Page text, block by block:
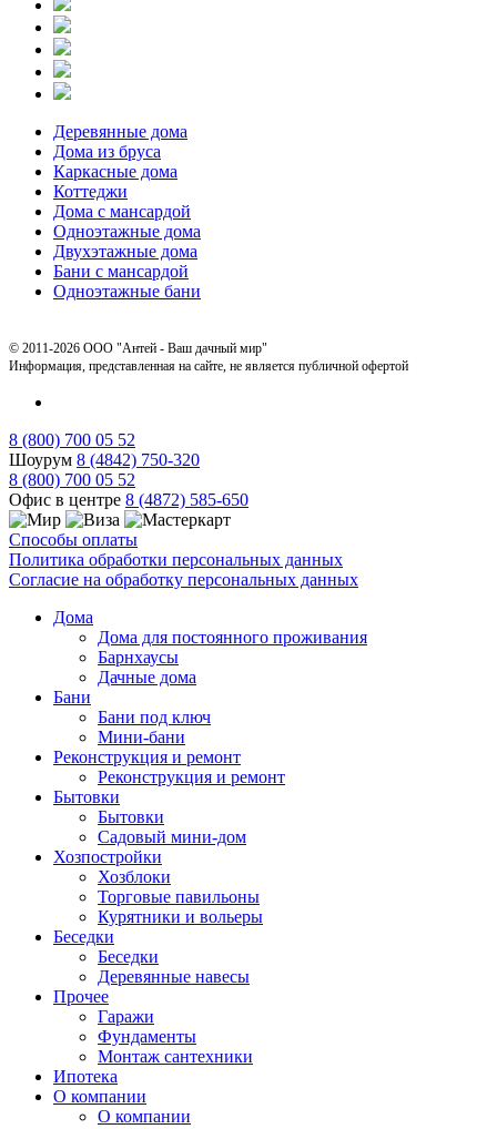
Деревянные дома
Дома из бруса
Каркасные дома
Коттеджи
Дома с мансардой
Одноэтажные дома
Двухэтажные дома
Бани с мансардой
Одноэтажные бани
© 2011-2026 ООО "Антей - Ваш дачный мир"
Информация, представленная на сайте, не является публичной офертой
8 (800) 700 05 52
Шоурум 8 (4842) 750-320
8 (800) 700 05 52
Офис в центре 8 (4872) 585-650
Способы оплаты
Политика обработки персональных данных
Согласие на обработку персональных данных
Дома
Дома для постоянного проживания
Барнхаусы
Дачные дома
Бани
Бани под ключ
Мини-бани
Реконструкция и ремонт
Реконструкция и ремонт
Бытовки
Бытовки
Садовый мини-дом
Хозпостройки
Хозблоки
Торговые павильоны
Курятники и вольеры
Беседки
Беседки
Деревянные навесы
Прочее
Гаражи
Фундаменты
Монтаж сантехники
Ипотека
О компании
О компании